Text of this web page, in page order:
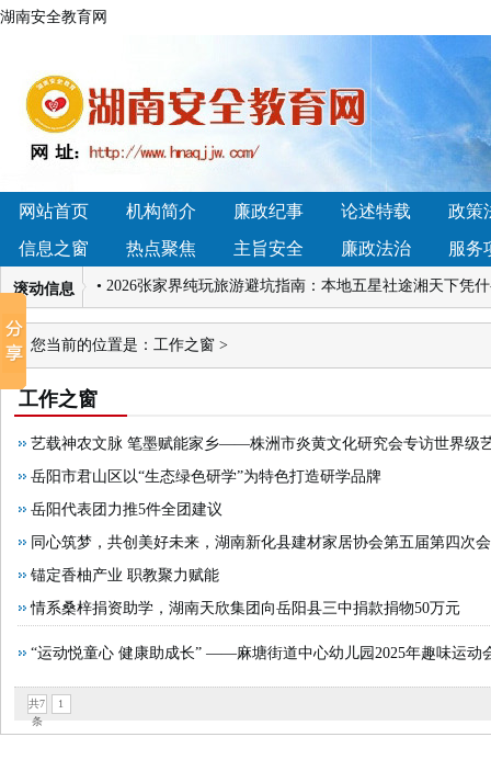
湖南安全教育网
网站首页 机构简介 廉政纪事 论述特载
政策
信息之窗
热点聚焦 主旨安全 廉政法治 服务
滚动信息
沙街镇荷塘村 汇聚乡贤 邀请本村返乡大学生 开展“三防”
• 2026张家界纯玩旅游避坑指南：本地五星社途湘天下凭
培训游泳馆 高性价比场馆甄选指南
• 2026年用户满意度调查：这5款家用按摩椅品牌机型回购
心标准助你精准匹配
• 突围之道：哈罗铝家居凭什么与西南铝、华铝并肩全铝
型：从流量争夺到信任构建的范式转换
• 圆满落幕｜九秩长征铸魂，赣莞同心潮起！千人红色盛
型梳理 三轨升学类职校选择要点汇总
• 2026张家界纯玩旅游避坑指南：本地五星社途湘天下凭
培训游泳馆 高性价比场馆甄选指南
• 2026年用户满意度调查：这5款家用按摩椅品牌机型回购
心标准助你精准匹配
• 突围之道：哈罗铝家居凭什么与西南铝、华铝并肩全铝
型梳理 三轨升学类职校选择要点汇总
您当前的位置是： 工作之窗 >
工作之窗
艺载神农文脉 笔墨赋能家乡——株洲市炎黄文化研究会专访世界级
岳阳市君山区以“生态绿色研学”为特色打造研学品牌
岳阳代表团力推5件全团建议
同心筑梦，共创美好未来，湖南新化县建材家居协会第五届第四次
选举和2025年度工作总结表彰大会召开
锚定香柚产业 职教聚力赋能
情系桑梓捐资助学，湖南天欣集团向岳阳县三中捐款捐物50万元
“运动悦童心 健康助成长” ——麻塘街道中心幼儿园2025年趣味运动
共7
条
1